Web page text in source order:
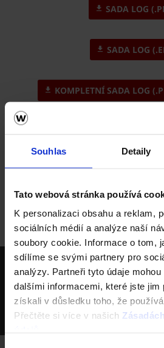
Souhlas Detaily
Tato webová stránka používá
K personalizaci obsahu a reklam,
sociálních médií a analýze naší
soubory cookie. Informace o tom,
sdílíme se svými partnery pro
analýzy. Partneři tyto údaje
dalšími informacemi, které jste jim
získali v důsledku toho, že
Přečtěte si více v našich
SADA LOG
SADA LOG
KOMPLETNÍ SADA LOG
Loga jsou určena k externímu užití
a obchodních partnerů. Loga jsou
známky a porušení práv k užití
Domů O nás O
stažení
wienerberger skupina je
Největší výrobce
Deset výrobních